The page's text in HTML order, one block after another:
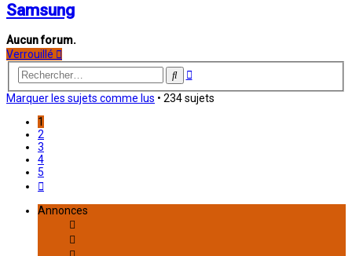
Samsung
Aucun forum.
Verrouillé
Rechercher
Recherche
Marquer les sujets comme lus • 234 sujets
1
2
3
4
5
Annonces